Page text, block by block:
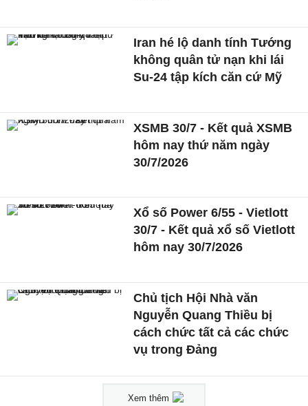
Iran hé lộ danh tính Tướng
không quân tử nạn khi lái
Su-24 tập kích căn cứ Mỹ
XSMB 30/7 - Kết quả XSMB
hôm nay thứ năm ngày
30/7/2026
Xổ số Power 6/55 - Vietlott
30/7 - Kết quả xổ số Vietlott
hôm nay 30/7/2026
Chủ tịch Hội Nhà văn
Nguyễn Quang Thiều bị
cách chức tất cả các chức
vụ trong Đảng
Xem thêm